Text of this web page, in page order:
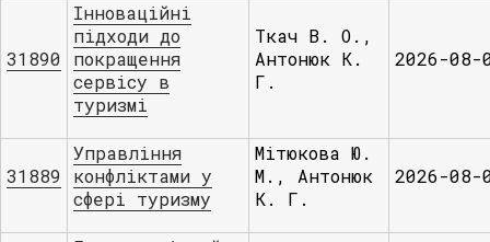
31890
Інноваційні
підходи до
покращення
сервісу в
туризмі
Ткач В. О.,
Антонюк К.
Г.
2026-08-
31889
Управління
конфліктами у
сфері туризму
Мітюкова Ю.
М., Антонюк
К. Г.
2026-08-